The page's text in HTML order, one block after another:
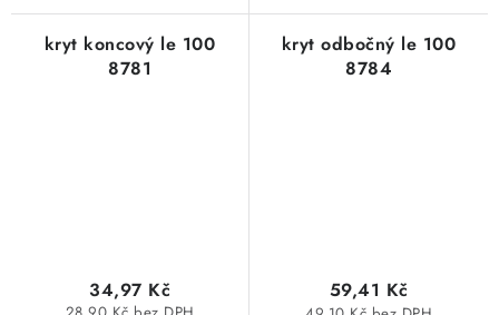
kryt koncový le 100
8781
34,97 Kč
kryt odbočný le 100
8784
59,41 Kč